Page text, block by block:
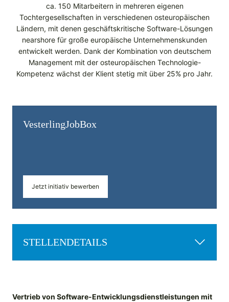
ca. 150 Mitarbeitern in mehreren eigenen
Tochtergesellschaften in verschiedenen osteuropäischen
Ländern, mit denen geschäftskritische Software-Lösungen
nearshore für große europäische Unternehmenskunden
entwickelt werden. Dank der Kombination von deutschem
Management mit der osteuropäischen Technologie-
Kompetenz wächst der Klient stetig mit über 25% pro Jahr.
Vesterling­JobBox
Jetzt initiativ bewerben
STELLENDETAILS
Vertrieb von Software-Entwicklungsdienstleistungen mit